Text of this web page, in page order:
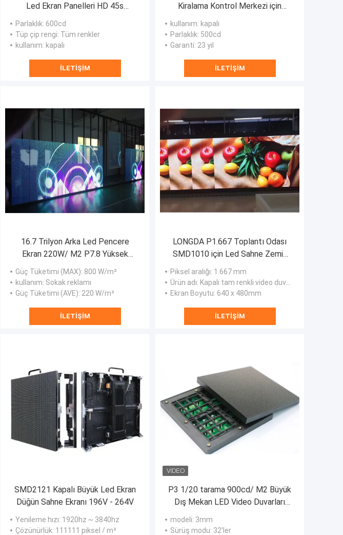
Led Ekran Panelleri HD 45s
Parlaklık: 600cd
Tüp çip rengi: Tüm renkler
kullanım: kapalı
İLETIŞIM
Kiralama Kontrol Merkezi için
kullanım: kapalı
Parlaklık: 500cd
Garanti: 23 yıl
İLETIŞIM
16.7 Trilyon Arka Led Pencere
Ekran 220W/ M2 P7.8 Yüksek
Parlaklık
Güç Tüketimi (MAX): 800 W/m²
kullanım: Sokak reklamı
Güç Tüketimi (AVE): 220 W/m²
İLETIŞIM
LONGDA P1.667 Toplantı Odası
SMD1010 için Led Sahne Zemin
Piksel aralığı: 1.667 mm
Ürün adı: Kapalı tam renkli video duvarı
Ekran Boyutu: 640 x 480mm
İLETIŞIM
SMD2121 Kapalı Büyük Led Ekran
Düğün Sahne Ekranı 196V - 264V
Yenileme hızı: 1920hz ~ 3840hz
Çözünürlük: 111111 piksel / m²
P3 1/20 tarama 900cd/ M2 Büyük
Dış Mekan LED Video Duvarları
modeli: 3mm
Sürüş modu: 32'ler